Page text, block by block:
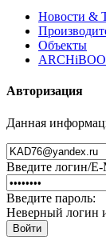
Новости &
Объекты
Авторизация
Данная
Введите логин/
Введите пароль:
Неверный логин